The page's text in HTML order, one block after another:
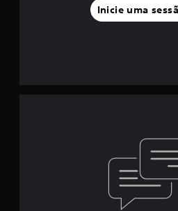
Inicie uma